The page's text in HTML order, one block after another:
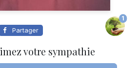
Partager
1
votre sympathie